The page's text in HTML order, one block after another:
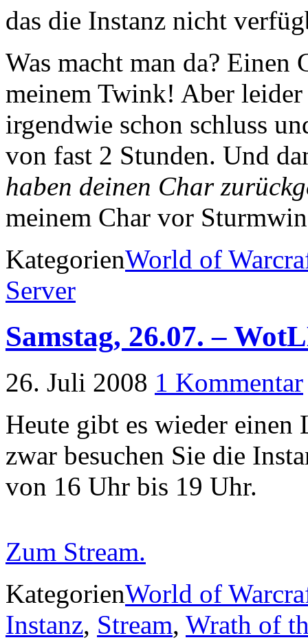
das die Instanz nicht
Was macht man da? Einen
meinem Twink! Aber leider
irgendwie schon schluss
von fast 2 Stunden. Und
haben deinen Char
meinem Char vor
KategorienWorld of
Server
Samstag, 26.07. –
26. Juli 2008 1 Kommentar
Heute gibt es wieder
zwar besuchen Sie die
von 16 Uhr bis 19 Uhr.
Zum Stream.
KategorienWorld of
Instanz, Stream, Wrath of